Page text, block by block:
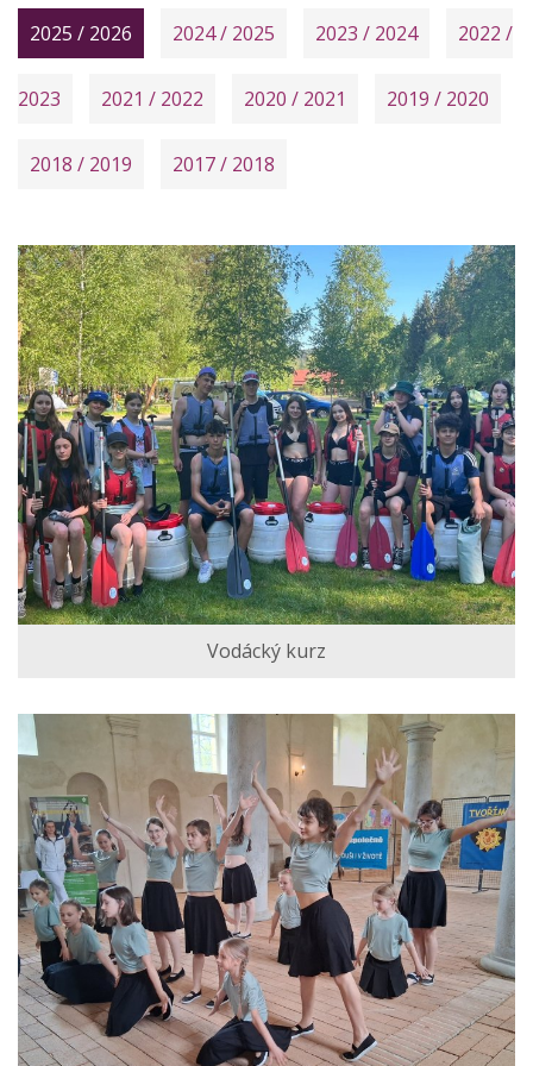
Zásady ochrany osobních údajů
Prohlášení o ochraně oznamovatelů
2025 / 2026 2024 / 2025 2023 / 2024 2022 /
2023 2021 / 2022 2020 / 2021 2019 / 2020
2018 / 2019 2017 / 2018
Vodácký kurz